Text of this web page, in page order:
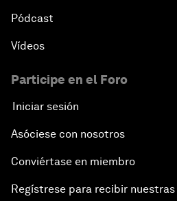
Pódcast
Vídeos
Participe en el Foro
Iniciar sesión
Asóciese con nosotros
Conviértase en miembro
Regístrese para recibir